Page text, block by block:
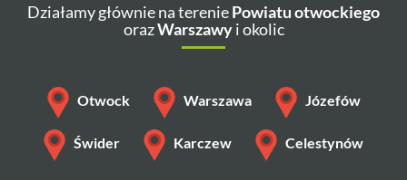
Działamy głównie na tereniePowiatu otwockiego
orazWarszawyi okolic
Otwock Warszawa Józefów
Świder Karczew Celestynów